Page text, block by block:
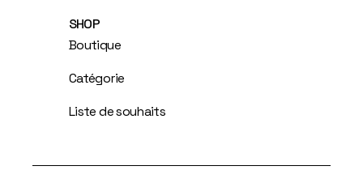
SHOP
Boutique
Catégorie
Liste de souhaits